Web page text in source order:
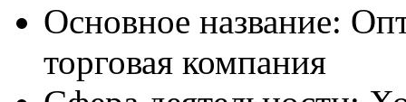
Основное название:
торговая компания